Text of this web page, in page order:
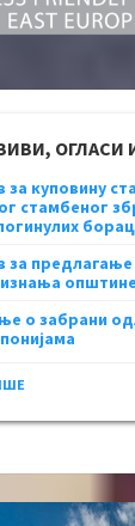
за куповину
стамбеног
за
о забрани